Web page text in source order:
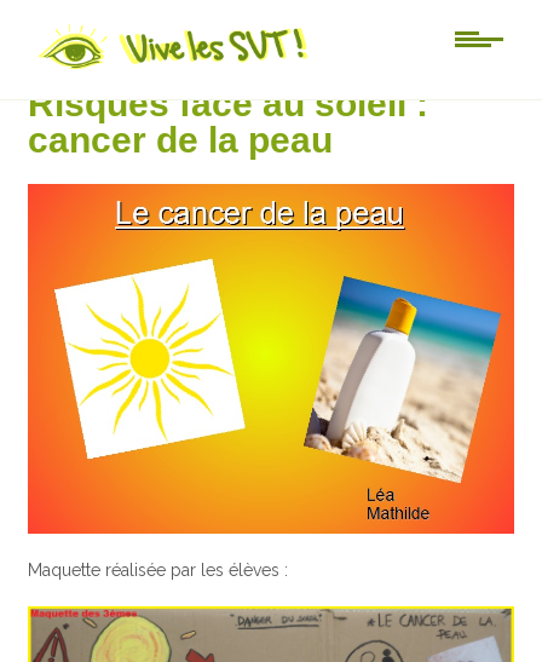
3ème
Risques face au soleil :
cancer de la peau
Maquette réalisée par les élèves :